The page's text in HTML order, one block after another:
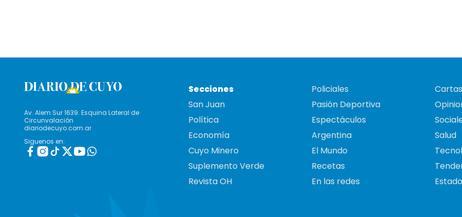
Av. Alem Sur 1639. Esquina Lateral de
Circunvalación
diariodecuyo.com.ar
Siguenos en:
Secciones
San Juan
Política
Economía
Cuyo Minero
Suplemento Verde
Revista OH
Policiales
Pasión Deportiva
Espectáculos
Argentina
El Mundo
Recetas
En las redes
Salud